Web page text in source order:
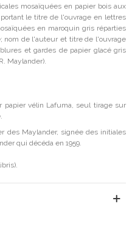
mosaïquées en papier bois aux
le titre de l'ouvrage en lettres
en maroquin gris réparties
nom de l'auteur et titre de l'ouvrage
et gardes de papier glacé gris
Maylander).
papier vélin Lafuma, seul tirage sur
des Maylander, signée des initiales
qui décéda en 1959.